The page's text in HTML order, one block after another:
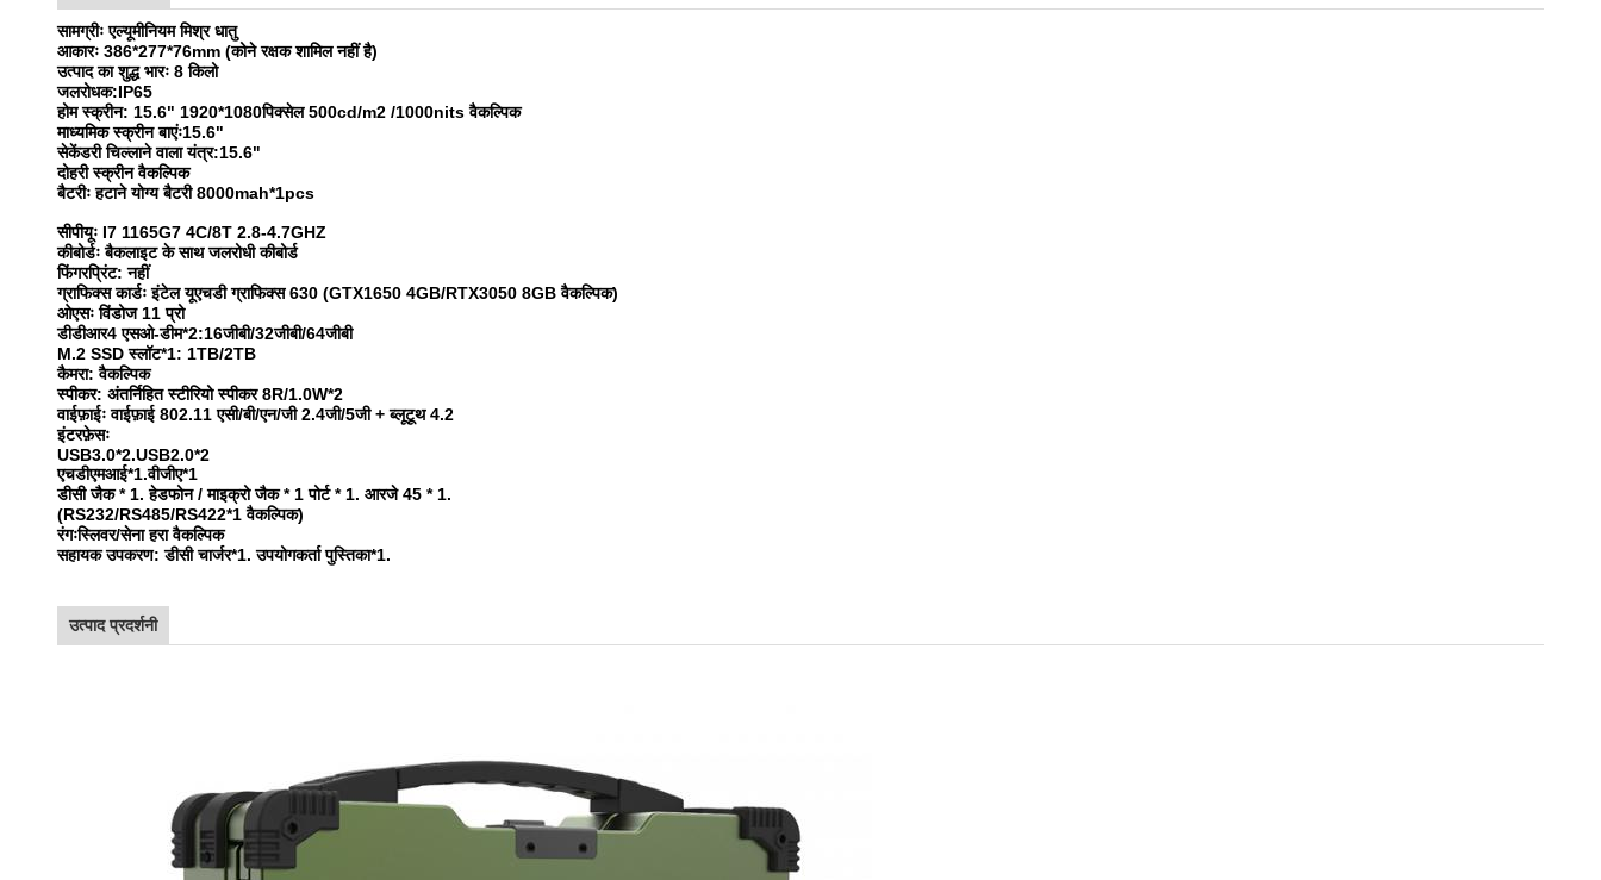
सामग्रीः एल्यूमीनियम मिश्र धातु
आकारः 386*277*76mm (कोने रक्षक शामिल नहीं है)
उत्पाद का शुद्ध भारः 8 किलो
जलरोधक:IP65
होम स्क्रीन: 15.6" 1920*1080पिक्सेल 500cd/m2 /1000nits वैकल्पिक
माध्यमिक स्क्रीन बाएंः15.6"
सेकेंडरी चिल्लाने वाला यंत्र:15.6"
दोहरी स्क्रीन वैकल्पिक
बैटरीः हटाने योग्य बैटरी 8000mah*1pcs
सीपीयूः I7 1165G7 4C/8T 2.8-4.7GHZ
कीबोर्डः बैकलाइट के साथ जलरोधी कीबोर्ड
फिंगरप्रिंट: नहीं
ग्राफिक्स कार्डः इंटेल यूएचडी ग्राफिक्स 630 (GTX1650 4GB/RTX3050 8GB वैकल्पिक)
ओएसः विंडोज 11 प्रो
डीडीआर4 एसओ-डीम*2:16जीबी/32जीबी/64जीबी
M.2 SSD स्लॉट*1: 1TB/2TB
कैमरा: वैकल्पिक
स्पीकर: अंतर्निहित स्टीरियो स्पीकर 8R/1.0W*2
वाईफ़ाईः वाईफ़ाई 802.11 एसी/बी/एन/जी 2.4जी/5जी + ब्लूटूथ 4.2
इंटरफ़ेसः
USB3.0*2.USB2.0*2
एचडीएमआई*1.वीजीए*1
डीसी जैक * 1. हेडफोन / माइक्रो जैक * 1 पोर्ट * 1. आरजे 45 * 1.
(RS232/RS485/RS422*1 वैकल्पिक)
रंगःस्लिवर/सेना हरा वैकल्पिक
सहायक उपकरण: डीसी चार्जर*1. उपयोगकर्ता पुस्तिका*1.
उत्पाद प्रदर्शनी